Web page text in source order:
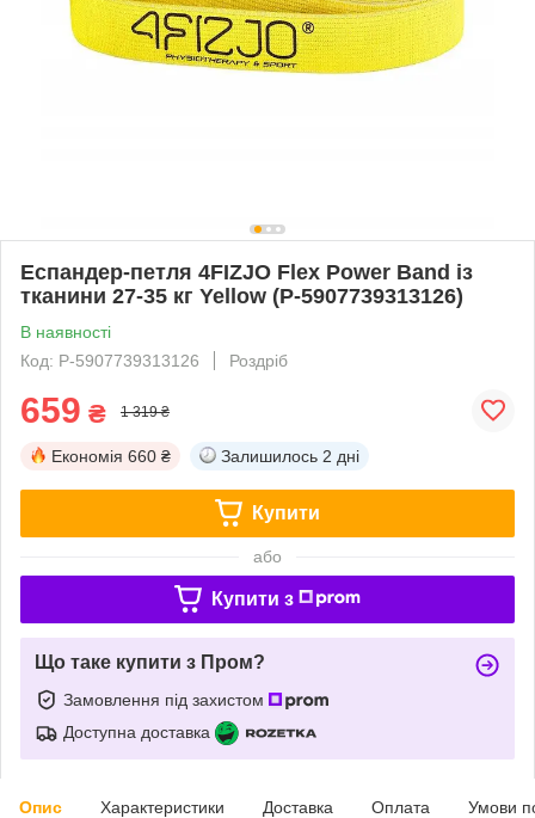
Еспандер-петля 4FIZJO Flex Power Band із
тканини 27-35 кг Yellow (P-5907739313126)
В наявності
Код: P-5907739313126
Роздріб
659 ₴ 1 319 ₴
Економія 660 ₴ Залишилось 2 дні
Купити
або
Купити з
Що таке купити з Пром?
Замовлення під захистом
Доступна доставка
Опис Характеристики Доставка Оплата Умови